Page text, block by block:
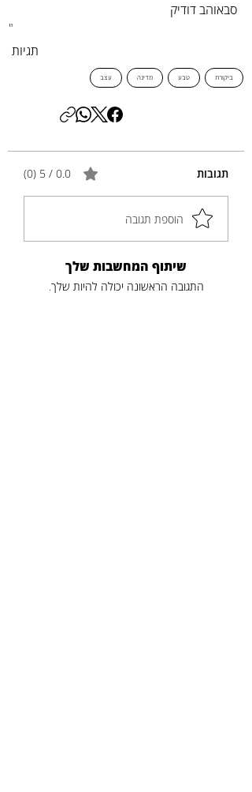
סבאוהב דודיק
"
תגיות
ביקורת טבע מדינה עצב
תגובות 0.0 / 5 ‏(0)
הוספת תגובה
שיתוף המחשבות שלך
התגובה הראשונה יכולה להיות שלך.